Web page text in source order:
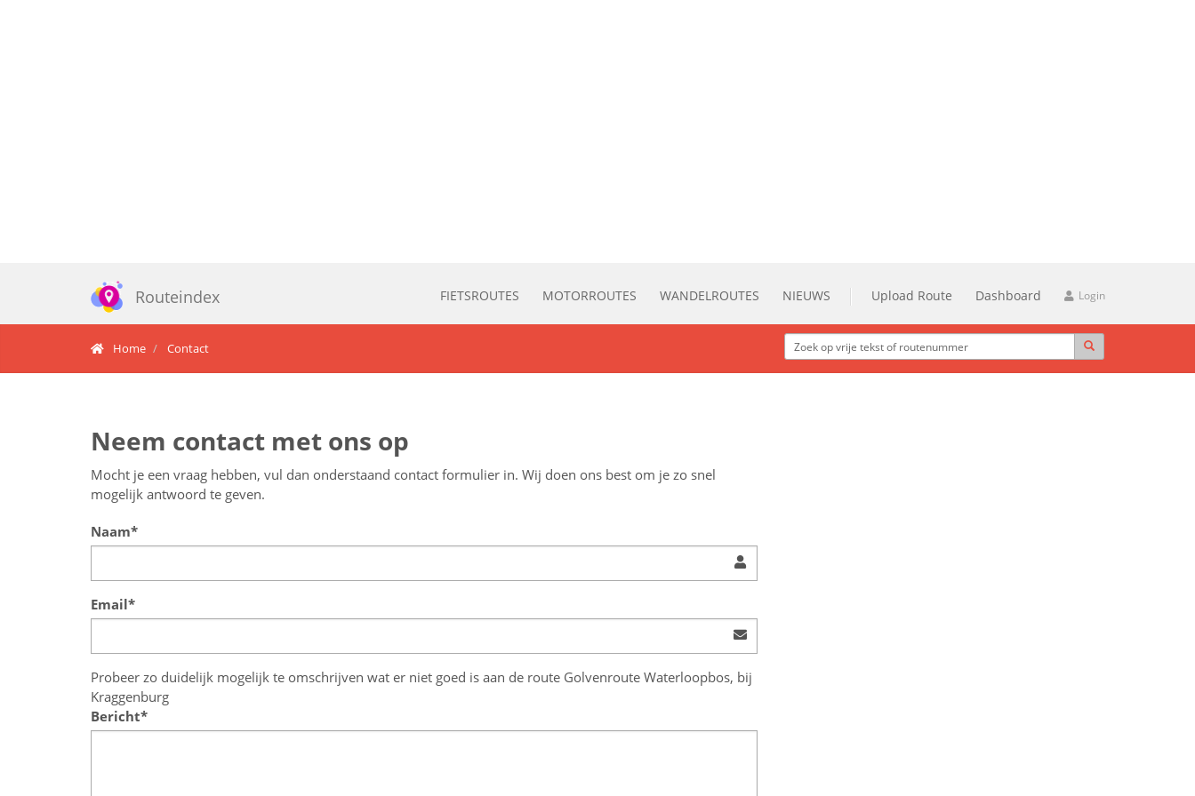
Routeindex FIETSROUTES MOTORROUTES WANDELROUTES NIEUWS Upload Route Dashboard Login
Home Contact
Neem contact met ons op
Mocht je een vraag hebben, vul dan onderstaand contact formulier in. Wij doen ons best om je zo snel
mogelijk antwoord te geven.
Naam*
Email*
Probeer zo duidelijk mogelijk te omschrijven wat er niet goed is aan de route Golvenroute Waterloopbos, bij
Kraggenburg
Bericht*